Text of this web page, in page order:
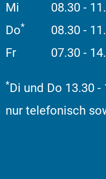
Mi
08.30 -
Do*
08.30 -
Fr
07.30 -
*Di und Do 13.30 -
nur telefonisch